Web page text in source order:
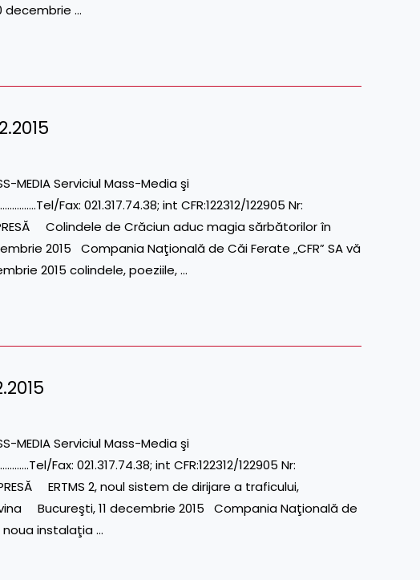
…
MEDIA Serviciul Mass-Media şi
Fax: 021.317.74.38; int CFR:122312/122905 Nr:
Colindele de Crăciun aduc magia sărbătorilor în
2015 Compania Naţională de Căi Ferate „CFR” SA vă
2015 colindele, poeziile, …
MEDIA Serviciul Mass-Media şi
Fax: 021.317.74.38; int CFR:122312/122905 Nr:
ERTMS 2, noul sistem de dirijare a traficului,
Bucureşti, 11 decembrie 2015 Compania Naţională de
noua instalaţia …